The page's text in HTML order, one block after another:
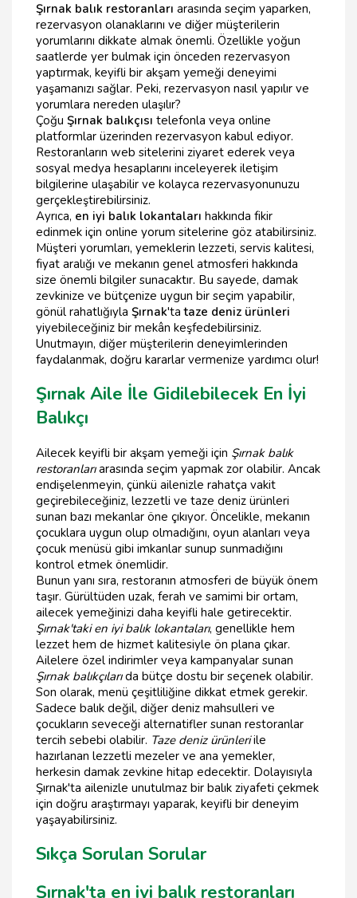
Şırnak balık restoranları arasında seçim yaparken,
rezervasyon olanaklarını ve diğer müşterilerin
yorumlarını dikkate almak önemli. Özellikle yoğun
saatlerde yer bulmak için önceden rezervasyon
yaptırmak, keyifli bir akşam yemeği deneyimi
yaşamanızı sağlar. Peki, rezervasyon nasıl yapılır ve
yorumlara nereden ulaşılır?
Çoğu Şırnak balıkçısı telefonla veya online
platformlar üzerinden rezervasyon kabul ediyor.
Restoranların web sitelerini ziyaret ederek veya
sosyal medya hesaplarını inceleyerek iletişim
bilgilerine ulaşabilir ve kolayca rezervasyonunuzu
gerçekleştirebilirsiniz.
Ayrıca, en iyi balık lokantaları hakkında fikir
edinmek için online yorum sitelerine göz atabilirsiniz.
Müşteri yorumları, yemeklerin lezzeti, servis kalitesi,
fiyat aralığı ve mekanın genel atmosferi hakkında
size önemli bilgiler sunacaktır. Bu sayede, damak
zevkinize ve bütçenize uygun bir seçim yapabilir,
gönül rahatlığıyla Şırnak'tataze deniz ürünleri
yiyebileceğiniz bir mekân keşfedebilirsiniz.
Unutmayın, diğer müşterilerin deneyimlerinden
faydalanmak, doğru kararlar vermenize yardımcı olur!
Şırnak Aile İle Gidilebilecek En İyi
Balıkçı
Ailecek keyifli bir akşam yemeği için Şırnak balık
restoranlarıarasında seçim yapmak zor olabilir. Ancak
endişelenmeyin, çünkü ailenizle rahatça vakit
geçirebileceğiniz, lezzetli ve taze deniz ürünleri
sunan bazı mekanlar öne çıkıyor. Öncelikle, mekanın
çocuklara uygun olup olmadığını, oyun alanları veya
çocuk menüsü gibi imkanlar sunup sunmadığını
kontrol etmek önemlidir.
Bunun yanı sıra, restoranın atmosferi de büyük önem
taşır. Gürültüden uzak, ferah ve samimi bir ortam,
ailecek yemeğinizi daha keyifli hale getirecektir.
Şırnak'taki en iyi balık lokantaları, genellikle hem
lezzet hem de hizmet kalitesiyle ön plana çıkar.
Ailelere özel indirimler veya kampanyalar sunan
Şırnak balıkçılarıda bütçe dostu bir seçenek olabilir.
Son olarak, menü çeşitliliğine dikkat etmek gerekir.
Sadece balık değil, diğer deniz mahsulleri ve
çocukların seveceği alternatifler sunan restoranlar
tercih sebebi olabilir. Taze deniz ürünleriile
hazırlanan lezzetli mezeler ve ana yemekler,
herkesin damak zevkine hitap edecektir. Dolayısıyla
Şırnak'ta ailenizle unutulmaz bir balık ziyafeti çekmek
için doğru araştırmayı yaparak, keyifli bir deneyim
yaşayabilirsiniz.
Sıkça Sorulan Sorular
Şırnak'ta en iyi balık restoranları